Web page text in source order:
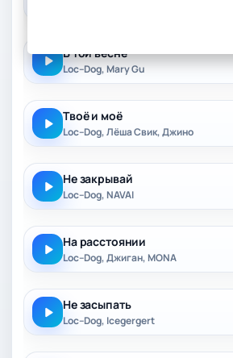
В той весне
Loc–Dog, Mary Gu
Твоё и моё
Loc–Dog, Лёша Свик, Джино
Не закрывай
Loc–Dog, NAVAI
На расстоянии
Loc–Dog, Джиган, MONA
Не засыпать
Loc–Dog, Icegergert